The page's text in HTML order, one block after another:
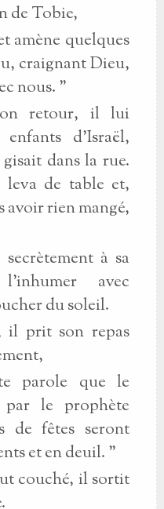
de Tobie,
amène quelques
craignant Dieu,
nous. "
retour, il lui
d'Israël,
dans la rue.
de table et,
avoir rien mangé,
à sa
avec
du soleil.
il prit son repas
parole que le
le prophète
fêtes seront
et en deuil. "
couché, il sortit